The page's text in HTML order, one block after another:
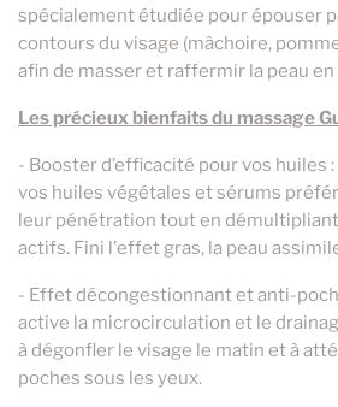
spécialement étudiée pour épouser
contours du visage (mâchoire,
afin de masser et raffermir la peau
Les précieux bienfaits du massage
- Booster d’efficacité pour vos huiles
vos huiles végétales et sérums
leur pénétration tout en
actifs. Fini l'effet gras, la peau
- Effet décongestionnant et anti-
active la microcirculation et le
à dégonfler le visage le matin et à
poches sous les yeux.